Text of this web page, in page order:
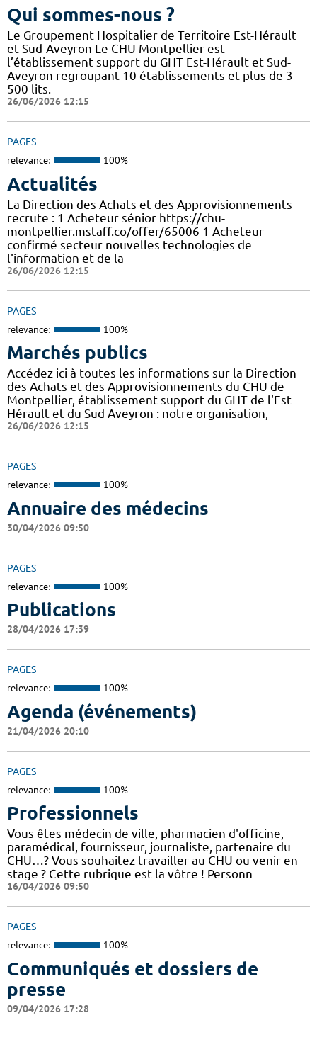
Qui sommes-nous ?
Le Groupement Hospitalier de Territoire Est-Hérault
et Sud-Aveyron Le CHU Montpellier est
l’établissement support du GHT Est-Hérault et Sud-
Aveyron regroupant 10 établissements et plus de 3
500 lits.
26/06/2026 12:15
PAGES
relevance: 100%
Actualités
La Direction des Achats et des Approvisionnements
recrute : 1 Acheteur sénior https://chu-
montpellier.mstaff.co/offer/65006 1 Acheteur
confirmé secteur nouvelles technologies de
l'information et de la
26/06/2026 12:15
PAGES
relevance: 100%
Marchés publics
Accédez ici à toutes les informations sur la Direction
des Achats et des Approvisionnements du CHU de
Montpellier, établissement support du GHT de l'Est
Hérault et du Sud Aveyron : notre organisation,
26/06/2026 12:15
PAGES
relevance: 100%
Annuaire des médecins
30/04/2026 09:50
PAGES
relevance: 100%
Publications
28/04/2026 17:39
PAGES
relevance: 100%
Agenda (événements)
21/04/2026 20:10
PAGES
relevance: 100%
Professionnels
Vous êtes médecin de ville, pharmacien d'officine,
paramédical, fournisseur, journaliste, partenaire du
CHU…? Vous souhaitez travailler au CHU ou venir en
stage ? Cette rubrique est la vôtre ! Personn
16/04/2026 09:50
PAGES
relevance: 100%
Communiqués et dossiers de
presse
09/04/2026 17:28